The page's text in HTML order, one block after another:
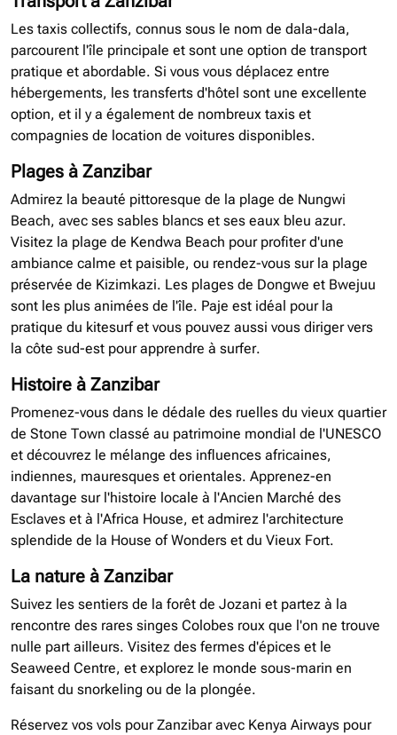
Les taxis collectifs, connus sous le nom de dala-dala,
parcourent l'île principale et sont une option de transport
pratique et abordable. Si vous vous déplacez entre
hébergements, les transferts d'hôtel sont une excellente
option, et il y a également de nombreux taxis et
compagnies de location de voitures disponibles.
Plages à Zanzibar
Admirez la beauté pittoresque de la plage de Nungwi
Beach, avec ses sables blancs et ses eaux bleu azur.
Visitez la plage de Kendwa Beach pour profiter d'une
ambiance calme et paisible, ou rendez-vous sur la plage
préservée de Kizimkazi. Les plages de Dongwe et Bwejuu
sont les plus animées de l'île. Paje est idéal pour la
pratique du kitesurf et vous pouvez aussi vous diriger vers
la côte sud-est pour apprendre à surfer.
Histoire à Zanzibar
Promenez-vous dans le dédale des ruelles du vieux quartier
de Stone Town classé au patrimoine mondial de l'UNESCO
et découvrez le mélange des influences africaines,
indiennes, mauresques et orientales. Apprenez-en
davantage sur l'histoire locale à l'Ancien Marché des
Esclaves et à l'Africa House, et admirez l'architecture
splendide de la House of Wonders et du Vieux Fort.
La nature à Zanzibar
Suivez les sentiers de la forêt de Jozani et partez à la
rencontre des rares singes Colobes roux que l'on ne trouve
nulle part ailleurs. Visitez des fermes d'épices et le
Seaweed Centre, et explorez le monde sous-marin en
faisant du snorkeling ou de la plongée.
Réservez vos vols pour Zanzibar avec Kenya Airways pour